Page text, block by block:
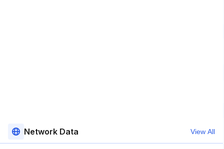
Network Data View All